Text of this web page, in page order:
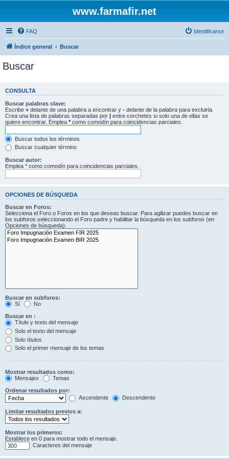
www.farmafir.net
FAQ Identificarse
Índice general Buscar
Buscar
CONSULTA
Buscar palabras clave:
Escribe + delante de una palabra a encontrar y - delante de la palabra para excluirla.
Crea una lista de palabras separadas por | entre corchetes si solo una de ellas se
quiere encontrar. Emplea * como comodín para coincidencias parciales.
Buscar todos los términos
Buscar cualquier término
Buscar autor:
Emplea * como comodín para coincidencias parciales.
OPCIONES DE BÚSQUEDA
Buscar en Foros:
Selecciona el Foro o Foros en los que deseas buscar. Para agilizar puedes buscar en
los subforos seleccionando el Foro padre y habilitar la búsqueda en los subforos (en
Opciones de búsqueda).
Buscar en subforos:
Sí
No
Buscar en :
Título y texto del mensaje
Solo el texto del mensaje
Solo títulos
Solo el primer mensaje de los temas
Mostrar resultados como:
Mensajes
Temas
Ordenar resultados por:
Ascendente
Descendente
Limitar resultados previos a:
Mostrar los primeros:
Establece en 0 para mostrar todo el mensaje.
Caracteres del mensaje